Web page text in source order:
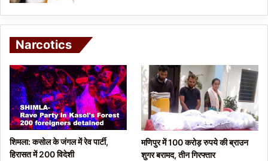
Narcotics
शिमला: कसोल के जंगल में रेव पार्टी,
हिरासत में 200 विदेशी
मणिपुर में 100 करोड़ रुपये की ब्राउन
शुगर बरामद, तीन गिरफ्तार